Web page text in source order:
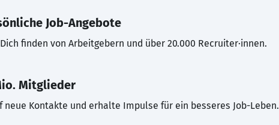
Job-Angebote
finden von Arbeitgebern und über 20.000 Recruiter·innen.
Mitglieder
neue Kontakte und erhalte Impulse für ein besseres Job-Leben.